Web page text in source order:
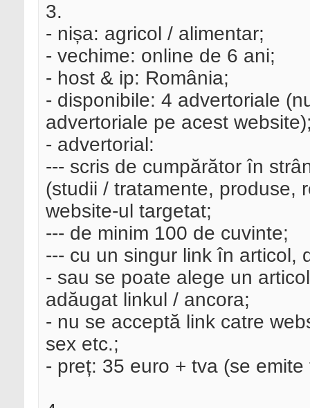
3.
- nișa: agricol / alimentar;
- vechime: online de 6 ani;
- host & ip: România;
- disponibile: 4 advertoriale
advertoriale pe acest
- advertorial:
--- scris de cumpărător în
(studii / tratamente, produse,
website-ul targetat;
--- de minim 100 de cuvinte;
--- cu un singur link în articol,
- sau se poate alege un
adăugat linkul / ancora;
- nu se acceptă link catre
sex etc.;
- preț: 35 euro + tva (se emite